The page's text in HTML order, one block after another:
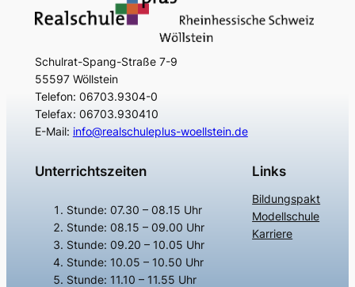
Schulrat-Spang-Straße 7-9
55597 Wöllstein
Telefon: 06703.9304-0
Telefax: 06703.930410
E-Mail: info@realschuleplus-woellstein.de
Unterrichtszeiten
Stunde: 07.30 – 08.15 Uhr
Stunde: 08.15 – 09.00 Uhr
Stunde: 09.20 – 10.05 Uhr
Stunde: 10.05 – 10.50 Uhr
Stunde: 11.10 – 11.55 Uhr
Links
Bildungspakt
Modellschule
Karriere